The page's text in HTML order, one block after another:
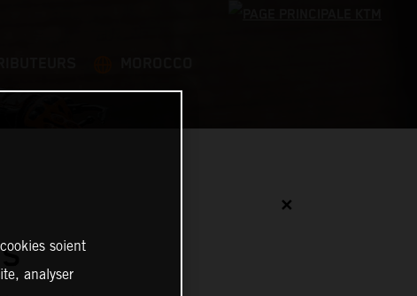
✕
soient
analyser